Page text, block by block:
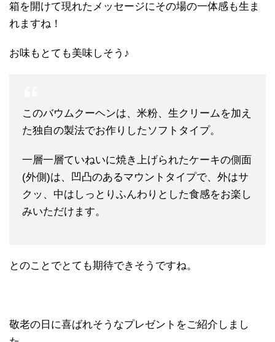
箱を開けて現れたメッセージにその場の一体感も生ま
れますね！
お味もとても美味しそう♪
このバウムクーヘンは、米粉、生クリームを加え
た独自の製法でお作りしたソフトタイプ。
一層一層ていねいに焼き上げられたケーキの側面
(外側)は、凹凸のあるマウントタイプで、外はサ
クッ、中はしっとりふんわりとした食感をお楽し
みいただけます。
とのことでとても期待できそうですね。
敬老の日に喜ばれそうなプレゼントをご紹介しまし